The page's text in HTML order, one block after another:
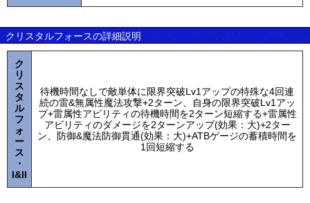
クリスタルフォースの詳細説明
ク
リ
ス
タ
ル
フ
ォ
ー
ス
・
I&II
待機時間なしで敵単体に限界突破Lv1アップの特殊な4回連
続の雷&無属性魔法攻撃+2ターン、自身の限界突破Lv1アッ
プ+雷属性アビリティの待機時間を2ターン短縮する+雷属性
アビリティのダメージを2ターンアップ(効果：大)+2ター
ン、防御&魔法防御貫通(効果：大)+ATBゲージの蓄積時間を
1回短縮する